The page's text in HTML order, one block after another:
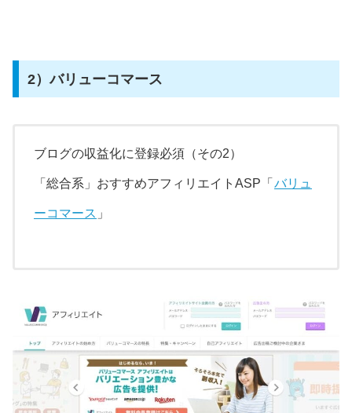
2）バリューコマース
ブログの収益化に登録必須（その2）
「総合系」おすすめアフィリエイトASP「 バリュ
ーコマース 」